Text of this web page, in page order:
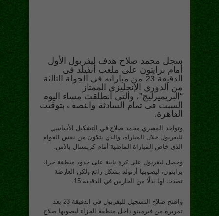
سجل محمد صلاح هدف ليفربول الأول
أمام برايتون على ملعب أنفيلد فى
الدقيقة 23 من مباراته فى الجولة الثالثة
من الدوري الإنجليزي الممتاز
“البريميرليج”، والتى انطلقت مساء اليوم
السبت فى تمام السادثة والنصف بتوقيت
القاهرة.
وتواجد المصري محمد صلاح في التشكيل الأساسي
لليفربول خلال المباراة، والذي يتكون من نفس القوام
الذي خاض المباراة الماضية أمام كريستال بالاس.
وحصل ليفربول على كرة ثابتة على حدود منطقة جزاء
برايتون، ليصوبها أرنولد بشكل رائع ولكن العارضة
تصدت لها بدلًا من الحارس في الدقيقة 15.
وافتتح صلاح التسجيل لليفربول في الدقيقة 23 بعد
تمريرة من فيرمينو داخل منطقة الجزاء ليصوبها صلاح